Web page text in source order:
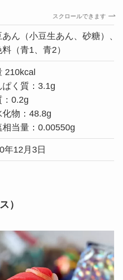
スクロールできます
あん（小豆生あん、砂糖）
（青1、青2）
210kcal
ぱく質：3.1g
：0.2g
化物：48.8g
相当量：0.00550g
年12月3日
）